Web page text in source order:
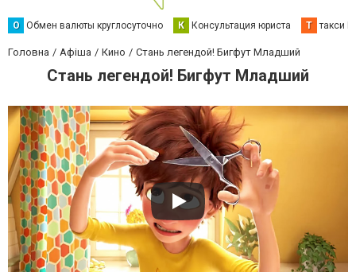
О Обмен валюты круглосуточно К Консультация юриста Т такси
Головна Афіша Кино Стань легендой! Бигфут Младший
Стань легендой! Бигфут Младший